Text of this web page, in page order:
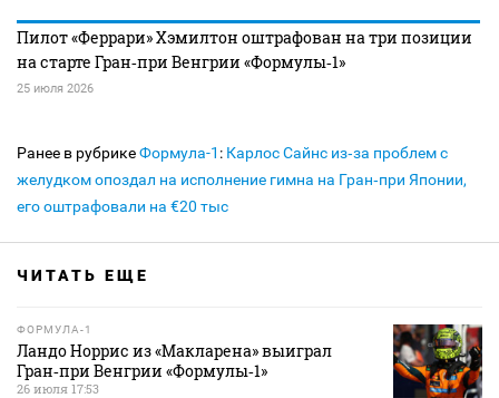
Пилот «Феррари» Хэмилтон оштрафован на три позиции
на старте Гран‑при Венгрии «Формулы‑1»
25 июля 2026
Ранее в рубрикеФормула-1 : Карлос Сайнс из‑за проблем с
желудком опоздал на исполнение гимна на Гран‑при Японии,
его оштрафовали на €20 тыс
ЧИТАТЬ ЕЩЕ
ФОРМУЛА-1
Ландо Норрис из «Макларена» выиграл
Гран‑при Венгрии «Формулы‑1»
26 июля 17:53